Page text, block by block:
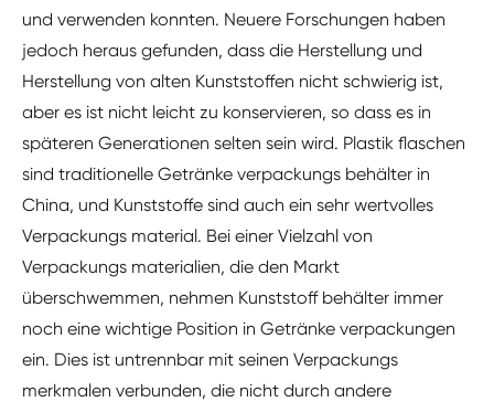
und verwenden konnten. Neuere Forschungen haben
jedoch heraus gefunden, dass die Herstellung und
Herstellung von alten Kunststoffen nicht schwierig ist,
aber es ist nicht leicht zu konservieren, so dass es in
späteren Generationen selten sein wird. Plastik flaschen
sind traditionelle Getränke verpackungs behälter in
China, und Kunststoffe sind auch ein sehr wertvolles
Verpackungs material. Bei einer Vielzahl von
Verpackungs materialien, die den Markt
überschwemmen, nehmen Kunststoff behälter immer
noch eine wichtige Position in Getränke verpackungen
ein. Dies ist untrennbar mit seinen Verpackungs
merkmalen verbunden, die nicht durch andere